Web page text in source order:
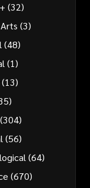
(32)
(3)
(48)
(1)
(13)
(304)
(56)
(64)
(670)